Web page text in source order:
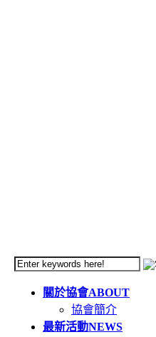
關於協會ABOUT
協會簡介
最新活動NEWS